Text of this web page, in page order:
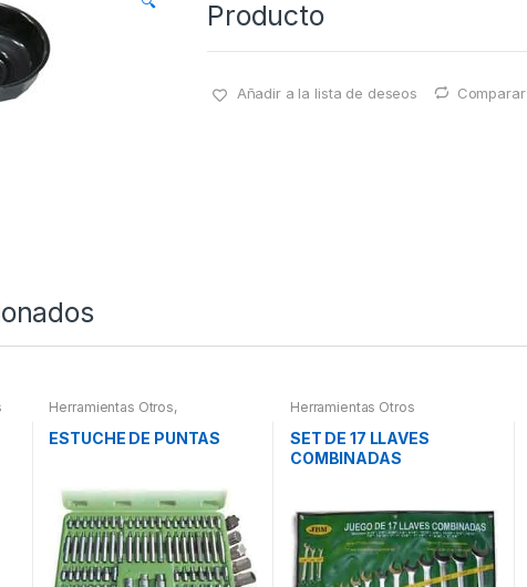
Producto
Añadir a la lista de deseos Comparar
Herramientas Otros,
Herramientas De Mano,
Maletines Herramientas,
ESTUCHE DE PUNTAS
Herramientas Otros
SET DE 17 LLAVES
COMBINADAS